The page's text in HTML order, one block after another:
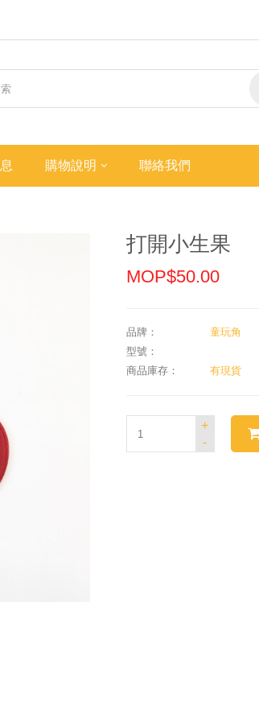
購物說明 聯絡我們
打開小生果
MOP$50.00
品牌：
童玩角
型號：
商品庫存：
有現貨
-
+